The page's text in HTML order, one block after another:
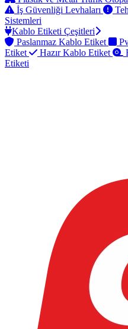
İş Güvenliği Levhaları
Sistemleri
Kablo Etiketi Çeşitleri
Paslanmaz Kablo Etiket
Etiket
Hazır Kablo Etiket
Etiketi